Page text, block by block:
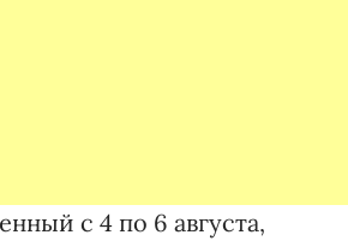
с 4 по 6 августа,